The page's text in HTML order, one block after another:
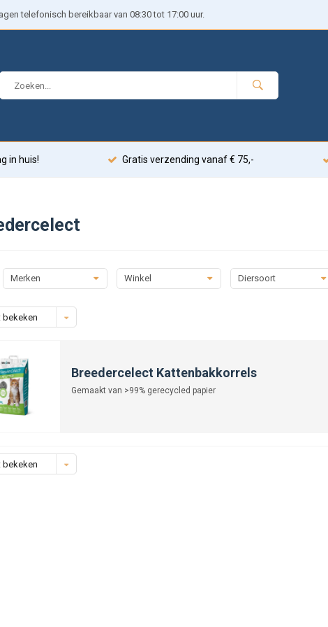
telefonisch bereikbaar van 08:30 tot 17:00 uur.
in huis! Gratis verzending vanaf € 75,-
Merken Winkel Diersoort
bekeken
Breedercelect Kattenbakkorrels
Gemaakt van >99% gerecycled papier
bekeken